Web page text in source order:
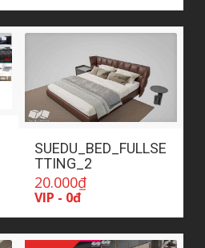
SUEDU_BED_FULLSE
TTING_2
20.000₫
VIP - 0đ